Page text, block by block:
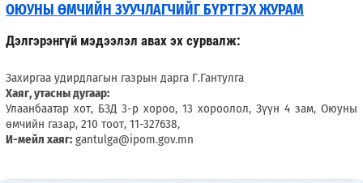
ОЮУНЫ ӨМЧИЙН ЗУУЧЛАГЧИЙГ БҮРТГЭХ ЖУРАМ
Дэлгэрэнгүй мэдээлэл авах эх сурвалж:
Захиргаа удирдлагын газрын дарга Г.Гантулга
Хаяг, утасны дугаар:
Улаанбаатар хот, БЗД 3-р хороо, 13 хороолол, Зүүн 4 зам, Оюуны
өмчийн газар, 210 тоот, 11-327638,
И-мейл хаяг: gantulga@ipom.gov.mn